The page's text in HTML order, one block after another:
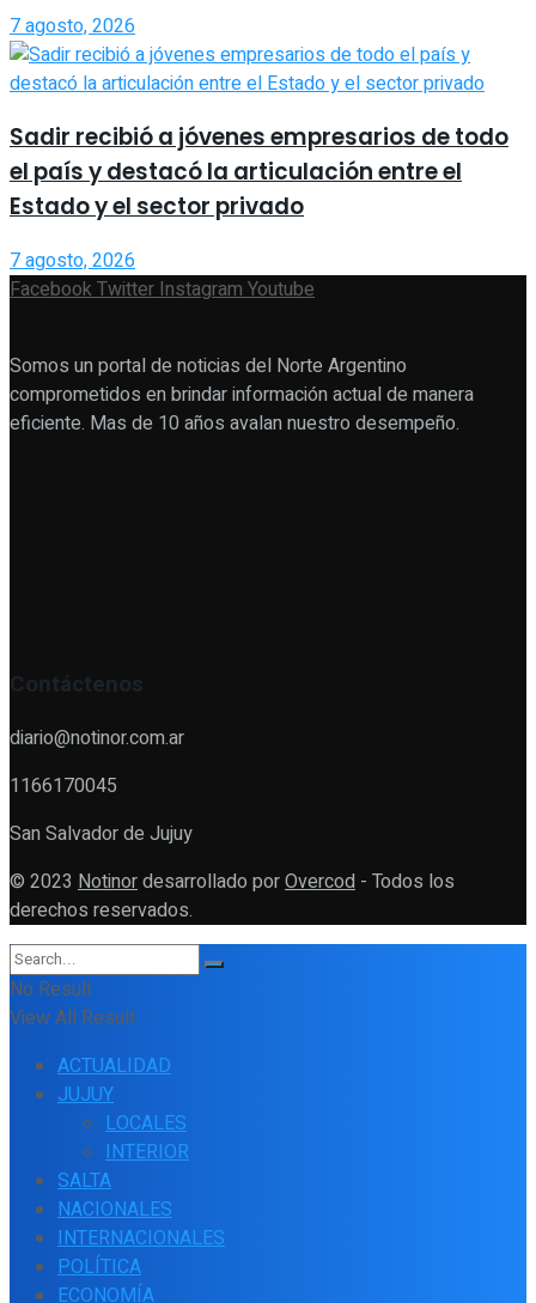
7 agosto, 2026
Sadir recibió a jóvenes empresarios de todo
el país y destacó la articulación entre el
Estado y el sector privado
7 agosto, 2026
FacebookTwitterInstagramYoutube
Somos un portal de noticias del Norte Argentino
comprometidos en brindar información actual de manera
eficiente. Mas de 10 años avalan nuestro desempeño.
Contáctenos
diario@notinor.com.ar
1166170045
San Salvador de Jujuy
© 2023 Notinordesarrollado porOvercod - Todos los
derechos reservados.
No Result
View All Result
ACTUALIDAD
JUJUY
LOCALES
INTERIOR
SALTA
NACIONALES
INTERNACIONALES
POLÍTICA
ECONOMÍA